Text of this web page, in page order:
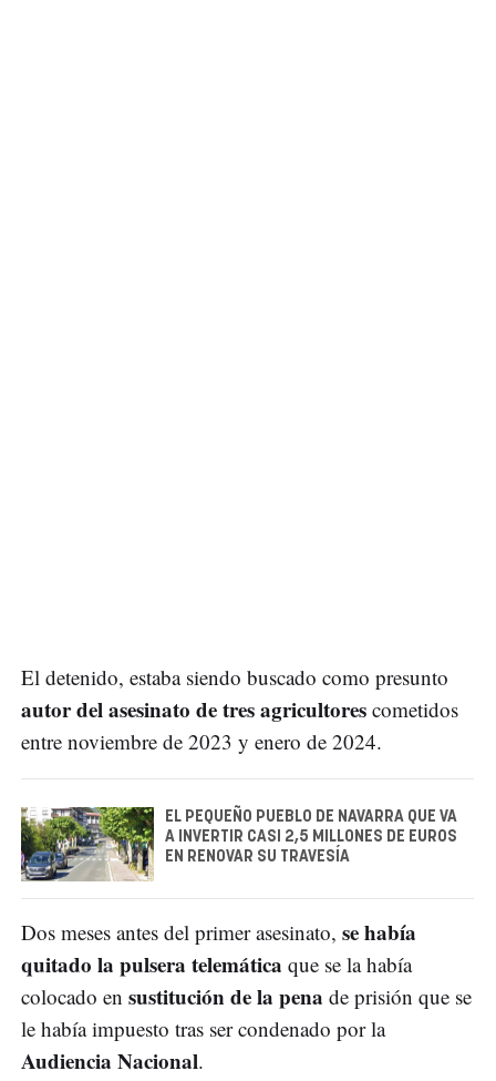
El detenido, estaba siendo buscado como presunto
autor del asesinato de tres agricultores cometidos
entre noviembre de 2023 y enero de 2024.
EL PEQUEÑO PUEBLO DE NAVARRA QUE VA
A INVERTIR CASI 2,5 MILLONES DE EUROS
EN RENOVAR SU TRAVESÍA
Dos meses antes del primer asesinato, se había
quitado la pulsera telemática que se la había
colocado en sustitución de la pena de prisión que se
le había impuesto tras ser condenado por la
Audiencia Nacional.